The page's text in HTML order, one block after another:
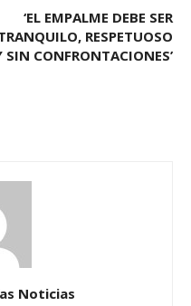
‘EL EMPALME DEBE SER
RESPETUOSO
SIN CONFRONTACIONES’
Noticias